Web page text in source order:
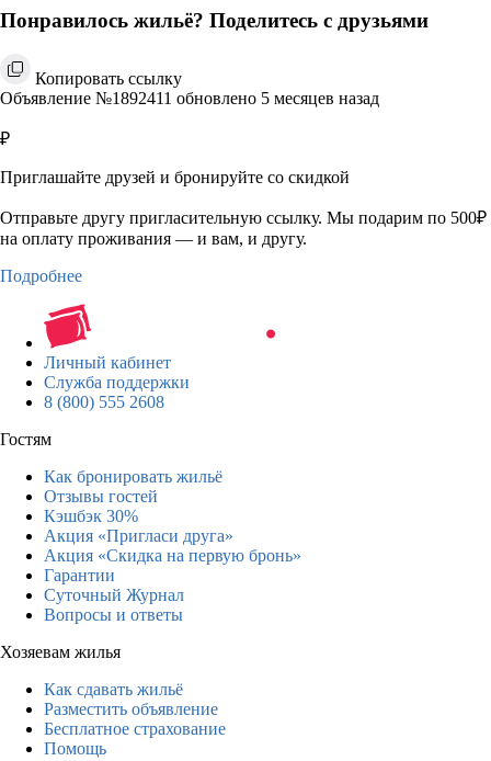
Понравилось жильё? Поделитесь с друзьями
Копировать ссылку
Объявление №1892411 обновлено 5 месяцев назад
₽
Приглашайте друзей и бронируйте со скидкой
Отправьте другу пригласительную ссылку. Мы подарим по 500₽
на оплату проживания — и вам, и другу.
Подробнее
Личный кабинет
Служба поддержки
8 (800) 555 2608
Гостям
Как бронировать жильё
Отзывы гостей
Кэшбэк 30%
Акция «Пригласи друга»
Акция «Скидка на первую бронь»
Гарантии
Суточный Журнал
Вопросы и ответы
Хозяевам жилья
Как сдавать жильё
Разместить объявление
Бесплатное страхование
Помощь